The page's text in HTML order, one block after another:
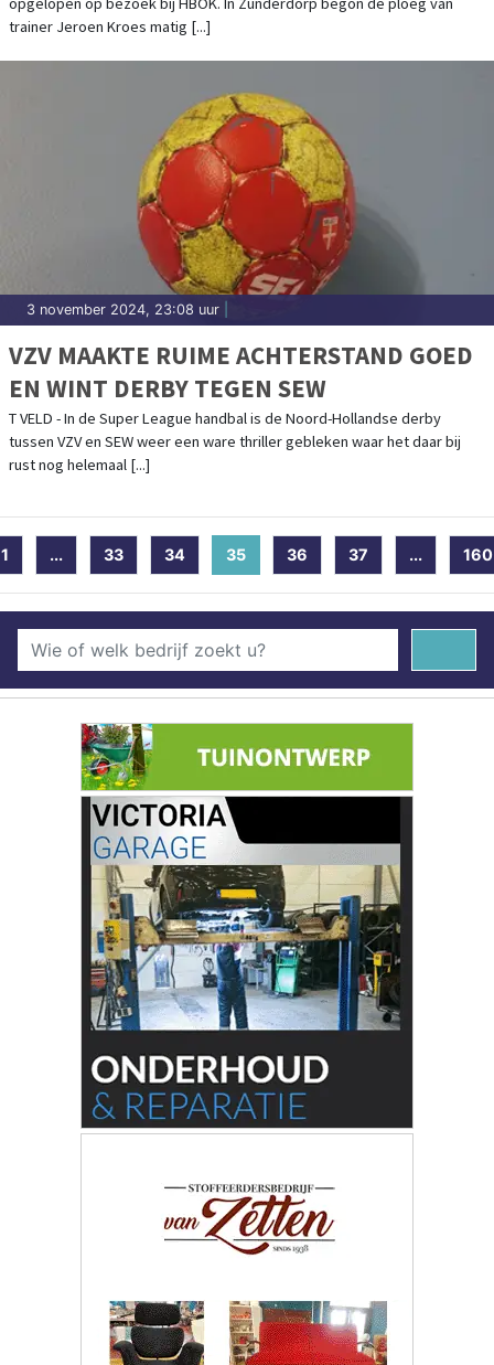
trainer Jeroen Kroes matig [...]
3 november 2024, 23:08 uur
VZV MAAKTE RUIME ACHTERSTAND GOED
EN WINT DERBY TEGEN SEW
T VELD - In de Super League handbal is de Noord-Hollandse derby
tussen VZV en SEW weer een ware thriller gebleken waar het daar bij
rust nog helemaal [...]
1 ... 33 34 35 (current)
36 37 ... 160